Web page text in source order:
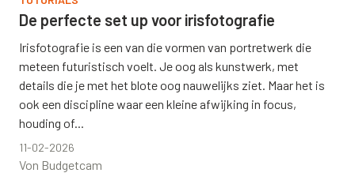
De perfecte set up voor irisfotografie
Irisfotografie is een van die vormen van portretwerk die
meteen futuristisch voelt. Je oog als kunstwerk, met
details die je met het blote oog nauwelijks ziet. Maar het is
ook een discipline waar een kleine afwijking in focus,
houding of...
11-02-2026
Von Budgetcam